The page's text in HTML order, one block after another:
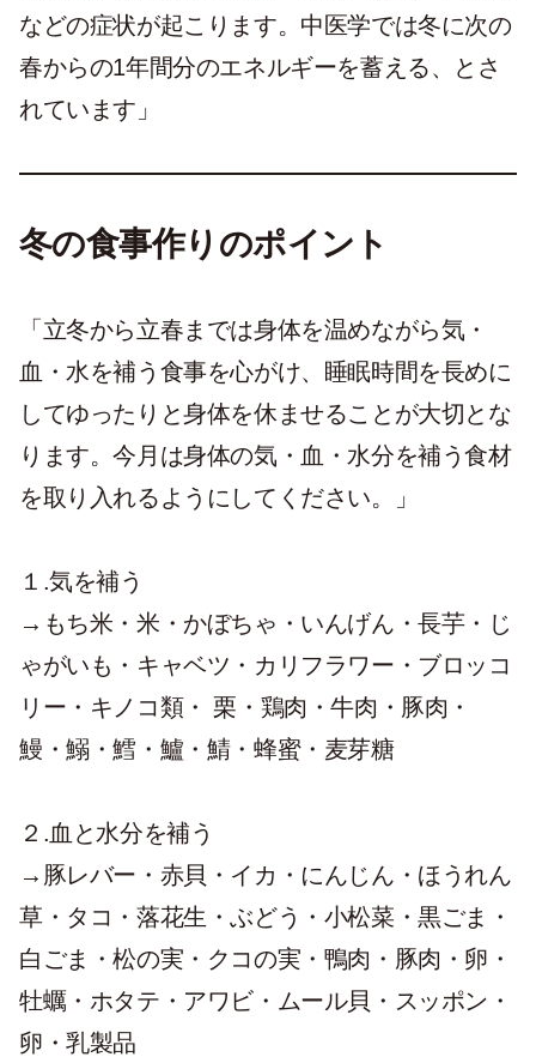
などの症状が起こります。中医学では冬に次の
春からの1年間分のエネルギーを蓄える、とさ
れています」
冬の食事作りのポイント
「立冬から立春までは身体を温めながら気・
血・水を補う食事を心がけ、睡眠時間を長めに
してゆったりと身体を休ませることが大切とな
ります。今月は身体の気・血・水分を補う食材
を取り入れるようにしてください。」
１.気を補う
→もち米・米・かぼちゃ・いんげん・長芋・じ
ゃがいも・キャベツ・カリフラワー・ブロッコ
リー・キノコ類・ 栗・鶏肉・牛肉・豚肉・
鰻・鰯・鱈・鱸・鯖・蜂蜜・麦芽糖
２.血と水分を補う
→豚レバー・赤貝・イカ・にんじん・ほうれん
草・タコ・落花生・ぶどう・小松菜・黒ごま・
白ごま・松の実・クコの実・鴨肉・豚肉・卵・
牡蠣・ホタテ・アワビ・ムール貝・スッポン・
卵・乳製品